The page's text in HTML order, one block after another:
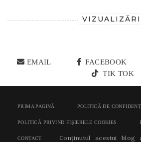
VIZUALIZĂRI
EMAIL FACEBOOK
TIK TOK
PRIMA PAGINĂ POLITICĂ DE
POLITICĂ PRIVIND FIȘIERELE COOKIES
CONTACT Conținutul acestui blog